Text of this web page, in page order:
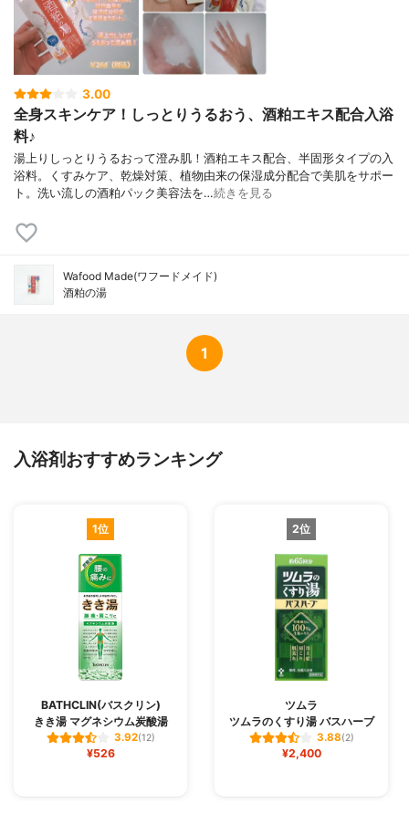
3.00
全身スキンケア！しっとりうるおう、酒粕エキス配合入浴
料♪
湯上りしっとりうるおって澄み肌！酒粕エキス配合、半固形タイプの入
浴料。くすみケア、乾燥対策、植物由来の保湿成分配合で美肌をサポー
ト。洗い流しの酒粕パック美容法を…続きを見る
Wafood Made(ワフードメイド)
酒粕の湯
1
入浴剤おすすめランキング
1位
BATHCLIN(バスクリン)
きき湯 マグネシウム炭酸湯
3.92(12)
¥526
2位
ツムラ
ツムラのくすり湯 バスハーブ
3.88(2)
¥2,400